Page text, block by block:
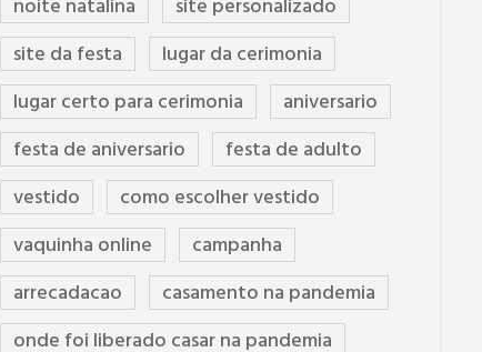
noite natalina
site personalizado
site da festa
lugar da cerimonia
lugar certo para cerimonia
aniversario
festa de aniversario
festa de adulto
vestido
como escolher vestido
vaquinha online
campanha
arrecadacao
casamento na pandemia
onde foi liberado casar na pandemia